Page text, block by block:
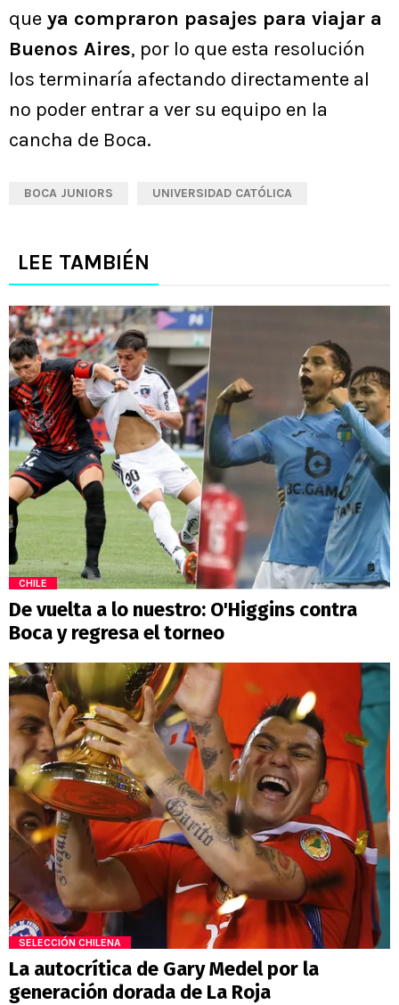
que ya compraron pasajes para viajar a
Buenos Aires, por lo que esta resolución
los terminaría afectando directamente al
no poder entrar a ver su equipo en la
cancha de Boca.
BOCA JUNIORS UNIVERSIDAD CATÓLICA
LEE TAMBIÉN
CHILE
De vuelta a lo nuestro: O'Higgins contra
Boca y regresa el torneo
SELECCIÓN CHILENA
La autocrítica de Gary Medel por la
generación dorada de La Roja